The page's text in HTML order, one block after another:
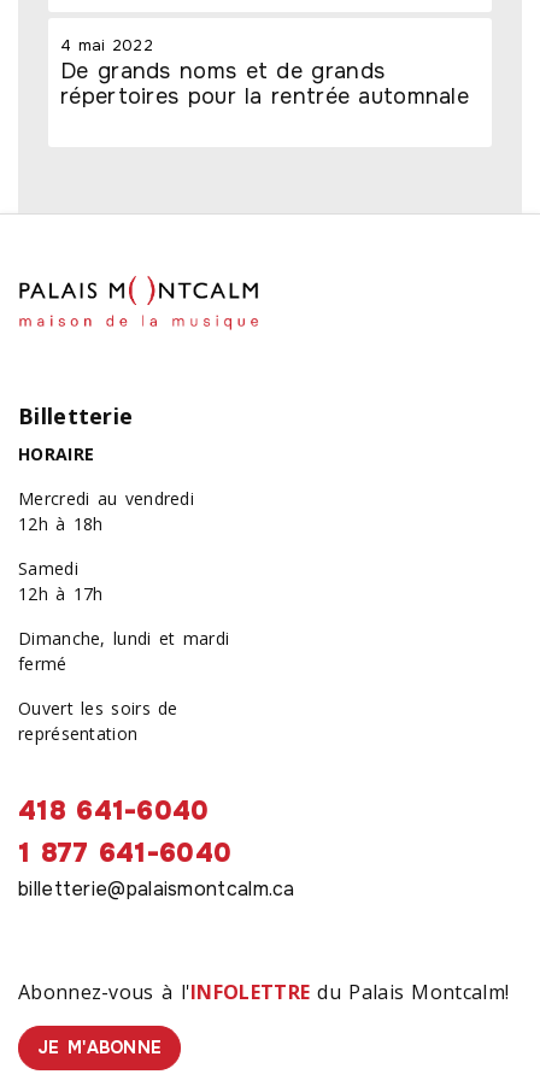
4 mai 2022
De grands noms et de grands
répertoires pour la rentrée automnale
Abonnez-vous à l'INFOLETTRE du Palais Montcalm!
JE M'ABONNE
Billetterie
HORAIRE
Mercredi au vendredi
12h à 18h
Samedi
12h à 17h
Dimanche, lundi et mardi
fermé
Ouvert les soirs de
représentation
418 641-6040
1 877 641-6040
billetterie@palaismontcalm.ca